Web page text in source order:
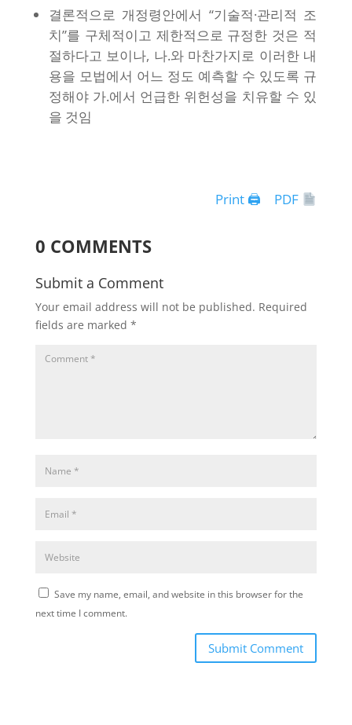
결론적으로 개정령안에서 “기술적·관리적 조
치”를 구체적이고 제한적으로 규정한 것은 적
절하다고 보이나, 나.와 마찬가지로 이러한 내
용을 모법에서 어느 정도 예측할 수 있도록 규
정해야 가.에서 언급한 위헌성을 치유할 수 있
을 것임
Print 🖨 PDF
0 COMMENTS
Submit a Comment
Your email address will not be published. Required
fields are marked *
Save my name, email, and website in this browser for the
next time I comment.
Submit Comment